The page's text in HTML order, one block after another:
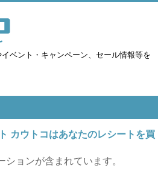
ベント・キャンペーン、セール情報等を
カウトコはあなたのレシートを買
ョンが含まれています。